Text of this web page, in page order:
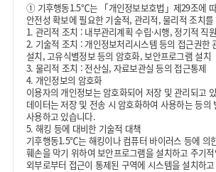
① 기후행동1.5℃는 「개인정보보호법」제29조에
안전성 확보에 필요한 기술적, 관리적, 물리적 조치
1. 관리적 조치 : 내부관리계획 수립·시행, 정기적 직
2. 기술적 조치 : 개인정보처리시스템 등의 접근권한
설치, 고유식별정보 등의 암호화, 보안프로그램 설치
3. 물리적 조치 : 전산실, 자료보관실 등의 접근통제
4. 개인정보의 암호화
이용자의 개인정보는 암호화되어 저장 및 관리되고
데이터는 저장 및 전송 시 암호화하여 사용하는 등의
사용하고 있습니다.
5. 해킹 등에 대비한 기술적 대책
기후행동1.5℃는 해킹이나 컴퓨터 바이러스 등에 의
훼손을 막기 위하여 보안프로그램을 설치하고 주기적
외부로부터 접근이 통제된 구역에 시스템을 설치하